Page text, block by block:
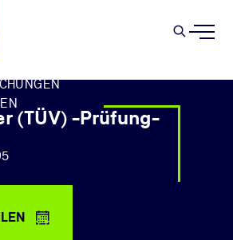
(TÜV) -Prüfung-